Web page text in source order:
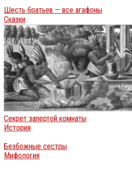
Шесть братьев — все агафоны
Сказки
Секрет запертой комнаты
История
Безбожные сестры
Мифология